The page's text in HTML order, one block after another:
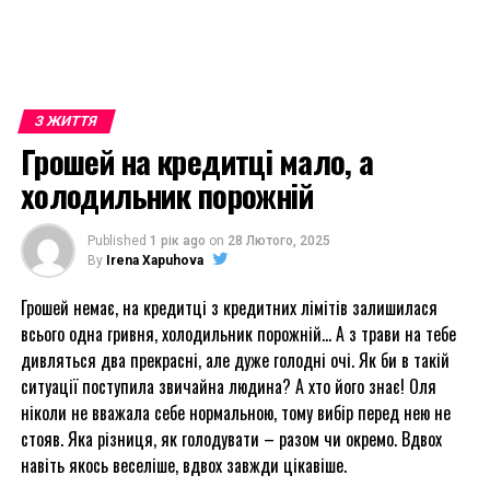
З ЖИТТЯ
Грошей на кредитці мало, а
холодильник порожній
Published 1 рік ago on 28 Лютого, 2025
By Irena Xapuhova
Грошей немає, на кредитці з кредитних лімітів залишилася
всього одна гривня, холодильник порожній… А з трави на тебе
дивляться два прекрасні, але дуже голодні очі. Як би в такій
ситуації поступила звичайна людина? А хто його знає! Оля
ніколи не вважала себе нормальною, тому вибір перед нею не
стояв. Яка різниця, як голодувати – разом чи окремо. Вдвох
навіть якось веселіше, вдвох завжди цікавіше.